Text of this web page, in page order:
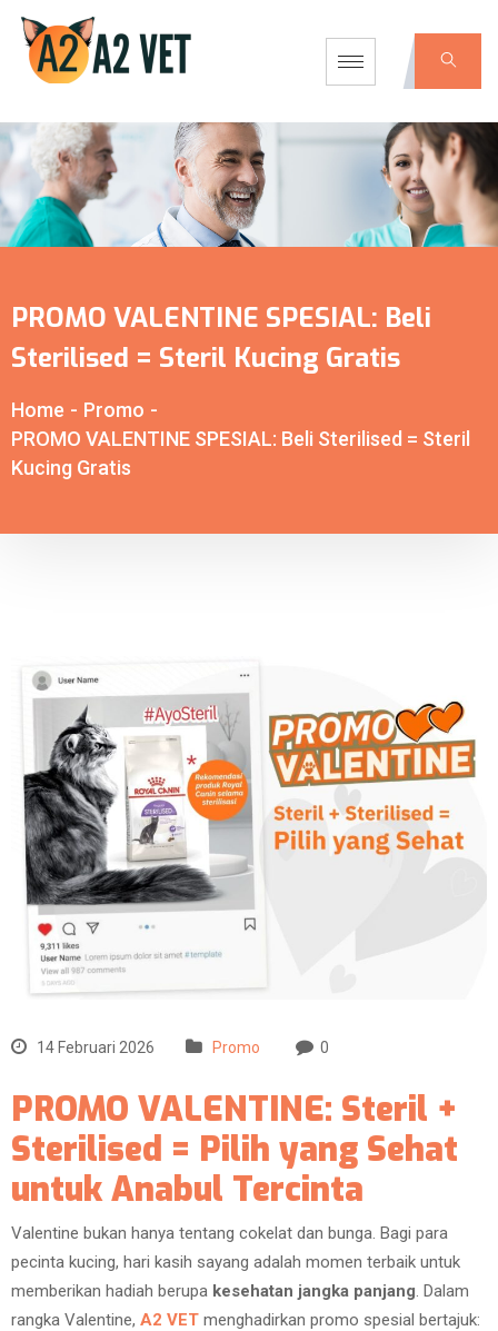
PROMO VALENTINE SPESIAL: Beli
Sterilised = Steril Kucing Gratis
Home - Promo -
PROMO VALENTINE SPESIAL: Beli Sterilised = Steril
Kucing Gratis
14 Februari 2026 Promo 0
PROMO VALENTINE: Steril +
Sterilised = Pilih yang Sehat
untuk Anabul Tercinta
Valentine bukan hanya tentang cokelat dan bunga. Bagi para
pecinta kucing, hari kasih sayang adalah momen terbaik untuk
memberikan hadiah berupa kesehatan jangka panjang. Dalam
rangka Valentine, A2 VET menghadirkan promo spesial bertajuk: